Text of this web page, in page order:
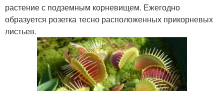
растение с подземным корневищем. Ежегодно
образуется розетка тесно расположенных прикорневых
листьев.